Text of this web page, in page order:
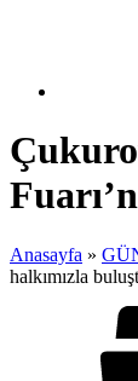
Anasayfa »
halkımızla